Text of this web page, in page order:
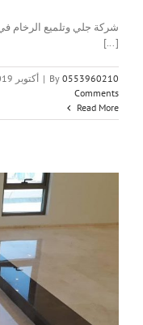
[...]
By 0553960210
| أكتوبر 24th, 2019
Comments
Read More